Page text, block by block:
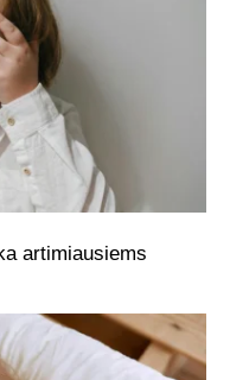
artimiausiems